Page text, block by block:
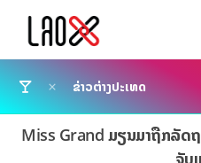
ຂ່າວຕ່າງປະເທດ
Miss Grand ມຽນມາຖືກລັດ
ຈັບ